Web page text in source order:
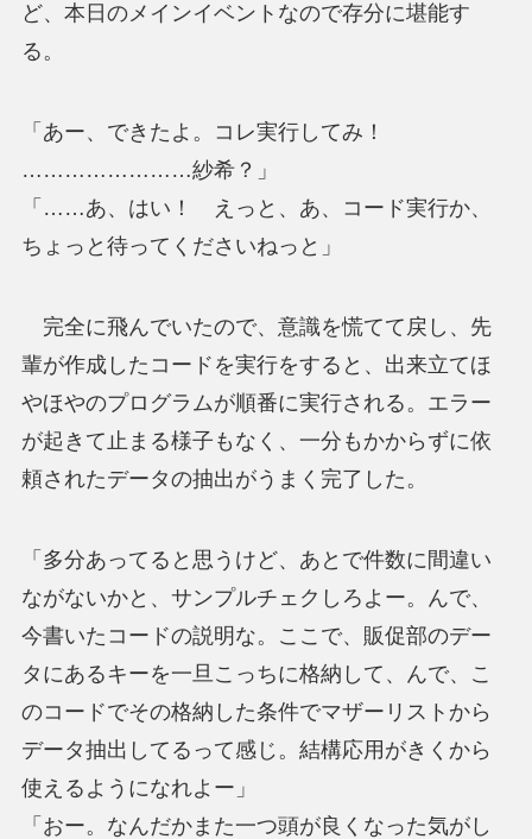
ど、本日のメインイベントなので存分に堪能す
る。
「あー、できたよ。コレ実行してみ！
……………………紗希？」
「……あ、はい！ えっと、あ、コード実行か、
ちょっと待ってくださいねっと」
完全に飛んでいたので、意識を慌てて戻し、先
輩が作成したコードを実行をすると、出来立てほ
やほやのプログラムが順番に実行される。エラー
が起きて止まる様子もなく、一分もかからずに依
頼されたデータの抽出がうまく完了した。
「多分あってると思うけど、あとで件数に間違い
ながないかと、サンプルチェクしろよー。んで、
今書いたコードの説明な。ここで、販促部のデー
タにあるキーを一旦こっちに格納して、んで、こ
のコードでその格納した条件でマザーリストから
データ抽出してるって感じ。結構応用がきくから
使えるようになれよー」
「おー。なんだかまた一つ頭が良くなった気がし